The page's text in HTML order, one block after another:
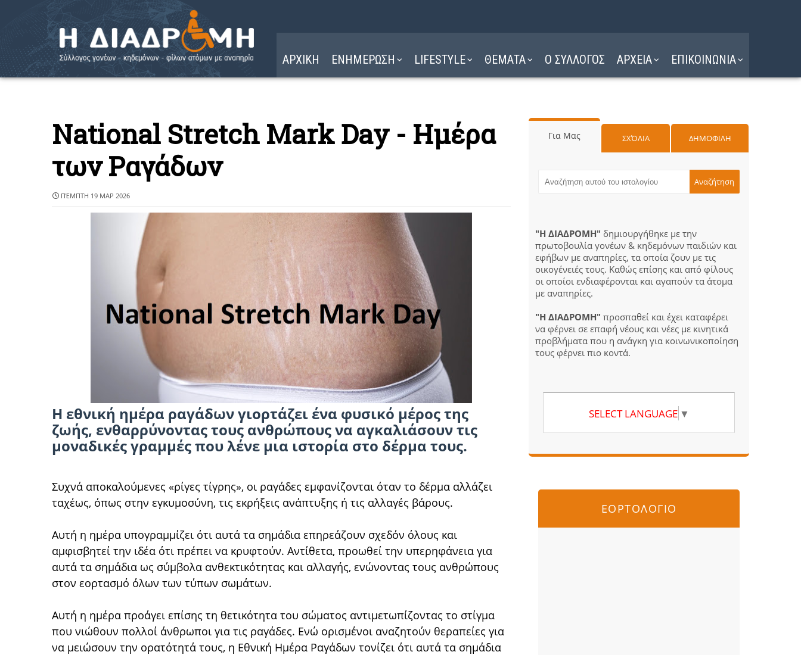
ΑΡΧΙΚΗ ΕΝΗΜΕΡΩΣΗ LIFESTYLE ΘΕΜΑΤΑ Ο ΣΥΛΛΟΓΟΣ ΑΡΧΕΙΑ ΕΠΙΚΟΙΝΩΝΙΑ
National Stretch Mark Day - Ημέρα
των Ραγάδων
ΠΈΜΠΤΗ 19 ΜΑΡ 2026
Η εθνική ημέρα ραγάδων γιορτάζει ένα φυσικό μέρος της
ζωής, ενθαρρύνοντας τους ανθρώπους να αγκαλιάσουν τις
μοναδικές γραμμές που λένε μια ιστορία στο δέρμα τους.
Συχνά αποκαλούμενες «ρίγες τίγρης», οι ραγάδες εμφανίζονται όταν το δέρμα αλλάζει
ταχέως, όπως στην εγκυμοσύνη, τις εκρήξεις ανάπτυξης ή τις αλλαγές βάρους.
Αυτή η ημέρα υπογραμμίζει ότι αυτά τα σημάδια επηρεάζουν σχεδόν όλους και
αμφισβητεί την ιδέα ότι πρέπει να κρυφτούν. Αντίθετα, προωθεί την υπερηφάνεια για
αυτά τα σημάδια ως σύμβολα ανθεκτικότητας και αλλαγής, ενώνοντας τους ανθρώπους
στον εορτασμό όλων των τύπων σωμάτων.
Αυτή η ημέρα προάγει επίσης τη θετικότητα του σώματος αντιμετωπίζοντας το στίγμα
που νιώθουν πολλοί άνθρωποι για τις ραγάδες. Ενώ ορισμένοι αναζητούν θεραπείες για
να μειώσουν την ορατότητά τους, η Εθνική Ημέρα Ραγάδων τονίζει ότι αυτά τα σημάδια
Για Μας ΣΧΌΛΙΑ ΔΗΜΟΦΙΛΗ
"Η ΔΙΑΔΡΟΜΗ" δημιουργήθηκε με την
πρωτοβουλία γονέων & κηδεμόνων παιδιών και
εφήβων με αναπηρίες, τα οποία ζουν με τις
οικογένειές τους. Καθώς επίσης και από φίλους
οι οποίοι ενδιαφέρονται και αγαπούν τα άτομα
με αναπηρίες.
"Η ΔΙΑΔΡΟΜΗ" προσπαθεί και έχει καταφέρει
να φέρνει σε επαφή νέους και νέες με κινητικά
προβλήματα που η ανάγκη για κοινωνικοποίηση
τους φέρνει πιο κοντά.
SELECT LANGUAGE ▼
ΕΟΡΤΟΛΟΓΙΟ